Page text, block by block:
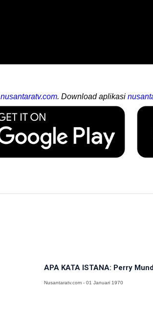
nusantaratv.com. Download aplikasi
APA KATA ISTANA: Perry
Nusantaratv.com - 01 Januari 1970